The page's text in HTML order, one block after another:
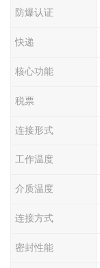
防爆认证
快递
核心功能
税票
连接形式
工作温度
介质温度
连接方式
密封性能